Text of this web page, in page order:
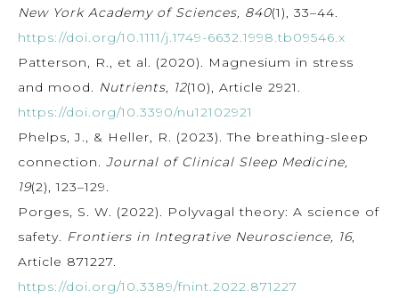
New York Academy of Sciences, 840(1), 33–44.
https://doi.org/10.1111/j.1749-6632.1998.tb09546.x
Patterson, R., et al. (2020). Magnesium in stress
and mood.
Nutrients, 12(10), Article 2921.
https://doi.org/10.3390/nu12102921
Phelps, J., & Heller, R. (2023). The breathing-sleep
connection. Journal of Clinical Sleep Medicine,
19(2), 123–129.
Porges, S. W. (2022). Polyvagal theory: A science of
safety.
Frontiers in Integrative Neuroscience, 16,
Article 871227.
https://doi.org/10.3389/fnint.2022.871227